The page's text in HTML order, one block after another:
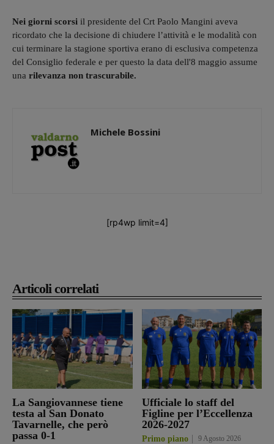
Articoli correlati
La Sangiovannese tiene
testa al San Donato
Tavarnelle, che però
passa 0-1
Ufficiale lo staff del
Figline per l’Eccellenza
2026-2027
Primo piano 9 Agosto 2026
Nei giorni scorsi il presidente del Crt Paolo Mangini aveva
ricordato che la decisione di chiudere l’attività e le modalità con
cui terminare la stagione sportiva erano di esclusiva competenza
del Consiglio federale e per questo la data dell'8 maggio assume
una rilevanza non trascurabile.
Michele Bossini
[rp4wp limit=4]